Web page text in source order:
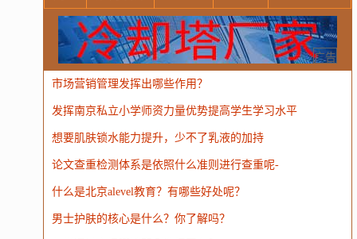
Windows Oracle Socket VR Vim
MongoDB 运营 Python MemCache 硬件
电子 娱乐 设计 摄影
WordPress HTTP 团建 数码电器 Docker
广告
市场营销管理发挥出哪些作用？
发挥南京私立小学师资力量优势提高学生学习水平
想要肌肤锁水能力提升，少不了乳液的加持
论文查重检测体系是依照什么准则进行查重呢-
什么是北京alevel教育？有哪些好处呢？
男士护肤的核心是什么？你了解吗？